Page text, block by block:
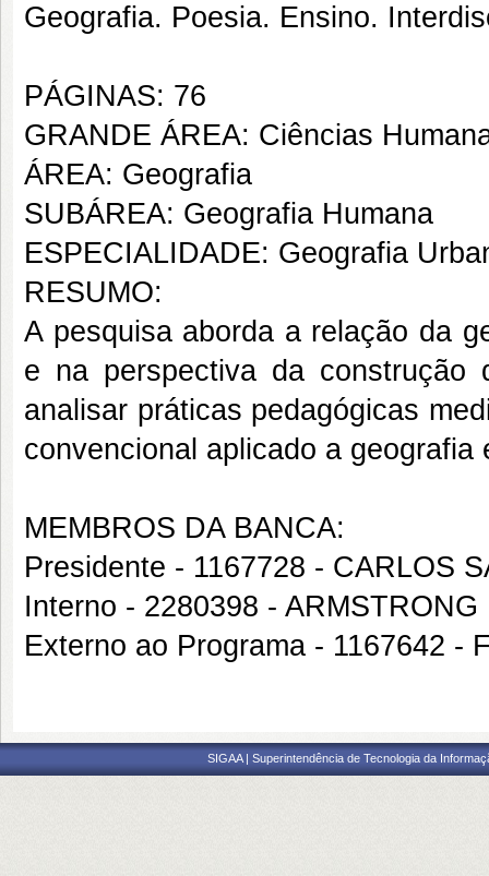
Geografia. Poesia. Ensino.
PÁGINAS: 76
GRANDE ÁREA: Ciências
ÁREA: Geografia
SUBÁREA: Geografia Humana
ESPECIALIDADE: Geografia
RESUMO:
A pesquisa aborda a relação da
e na perspectiva da construção
analisar práticas pedagógicas
convencional aplicado a geografia
MEMBROS DA BANCA:
Presidente - 1167728 - CARLOS
Interno - 2280398 -
Externo ao Programa - 1167642 -
SIGAA | Superintendência de Tecnologia da